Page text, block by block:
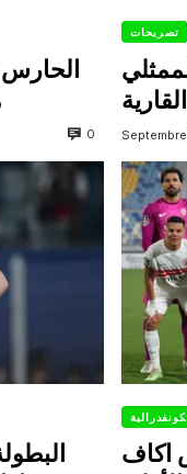
0
تصريحات
اكاف